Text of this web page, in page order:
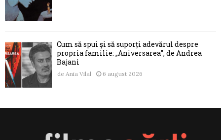
Cum să spui și să suporți adevărul despre
propria familie: „Aniversarea”, de Andrea
Bajani
de Ania Vilal 6 august 2026